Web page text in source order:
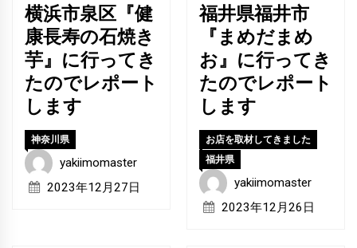
横浜市泉区『健
康長寿の石焼き
芋』に行ってき
たのでレポート
します
神奈川県
yakiimomaster
2023年12月27日
福井県福井市
『まめだまめ
お』に行ってき
たのでレポート
します
お店を取材してきました
福井県
yakiimomaster
2023年12月26日